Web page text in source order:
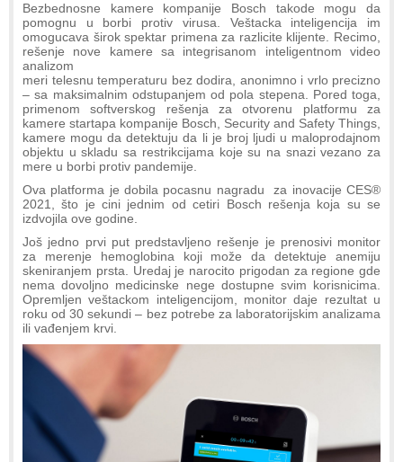
Bezbednosne kamere kompanije Bosch takode mogu da
pomognu u borbi protiv virusa. Veštacka inteligencija im
omogucava širok spektar primena za razlicite klijente. Recimo,
rešenje nove kamere sa integrisanom inteligentnom video
analizom
meri telesnu temperaturu bez dodira, anonimno i vrlo precizno
– sa maksimalnim odstupanjem od pola stepena. Pored toga,
primenom softverskog rešenja za otvorenu platformu za
kamere startapa kompanije Bosch, Security and Safety Things,
kamere mogu da detektuju da li je broj ljudi u maloprodajnom
objektu u skladu sa restrikcijama koje su na snazi vezano za
mere u borbi protiv pandemije.
Ova platforma je dobila pocasnu nagradu za inovacije CES®
2021, što je cini jednim od cetiri Bosch rešenja koja su se
izdvojila ove godine.
Još jedno prvi put predstavljeno rešenje je prenosivi monitor
za merenje hemoglobina koji može da detektuje anemiju
skeniranjem prsta. Uredaj je narocito prigodan za regione gde
nema dovoljno medicinske nege dostupne svim korisnicima.
Opremljen veštackom inteligencijom, monitor daje rezultat u
roku od 30 sekundi – bez potrebe za laboratorijskim analizama
ili vađenjem krvi.